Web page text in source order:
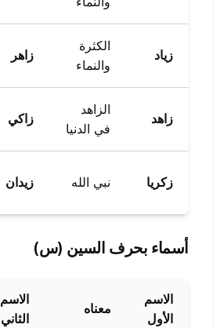
زياد
الكثرة
والنماء
زاهر
زاهد
الزاهد
في الدنيا
زاكي
زكريا نبي الله زيدان
أسماء بحرف السين (س)
الاسم
الأول
معناه
الاسم
الثاني